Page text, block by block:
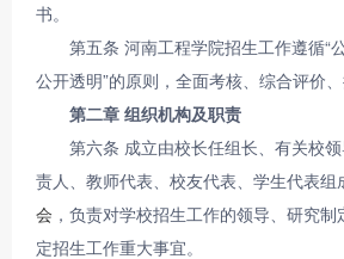
书。
第五条 河南工程学院招生工作遵循“
公开透明”的原则，全面考核、综合评价、
第二章 组织机构及职责
第六条 成立由校长任组长、有关校
责人、教师代表、校友代表、学生代表组
会 ，负责对学校招生工作的领导、研究
定招生工作重大事宜。